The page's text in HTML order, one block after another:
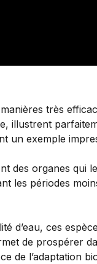
très
illustrent
un exemple
des organes qui
les périodes
d’eau, ces
de prospérer
de l’adaptation